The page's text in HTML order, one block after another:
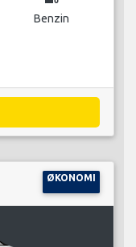
Benzin
ØKONOMI